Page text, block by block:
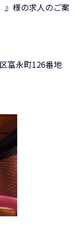
』様の求人のご案
富永町126番地